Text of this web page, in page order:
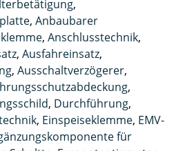
,
,Anbaubarer
,Anschlusstechnik,
,Ausfahreinsatz,
,Ausschaltverzögerer,
,
, Durchführung,
, Einspeiseklemme, EMV-
für